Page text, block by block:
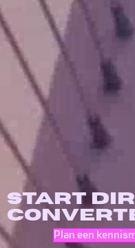
Start
Plan een